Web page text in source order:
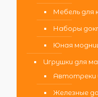
Мебель для
Наборы
Юная
Игрушки для
Автотреки
Железные